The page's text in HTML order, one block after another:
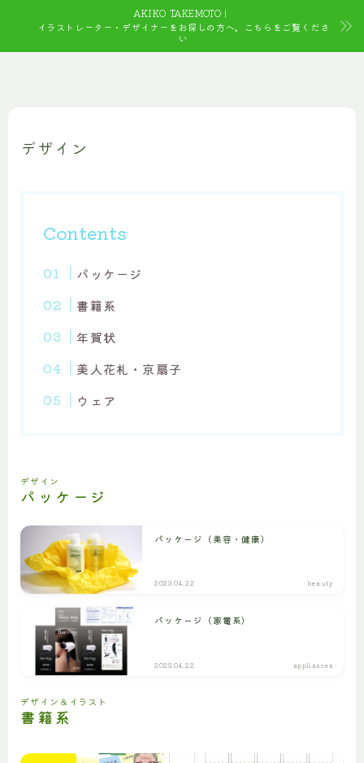
AKIKO TAKEMOTO｜
イラストレーター・デザイナーをお探しの方へ。こちらをご覧くださ
い
デザイン
Contents
パッケージ
書籍系
年賀状
美人花札・京扇子
ウェア
デザイン
パッケージ
パッケージ（美容・健康）
2023.04.22 beauty
パッケージ（家電系）
2023.04.22 appliances
デザイン＆イラスト
書籍系